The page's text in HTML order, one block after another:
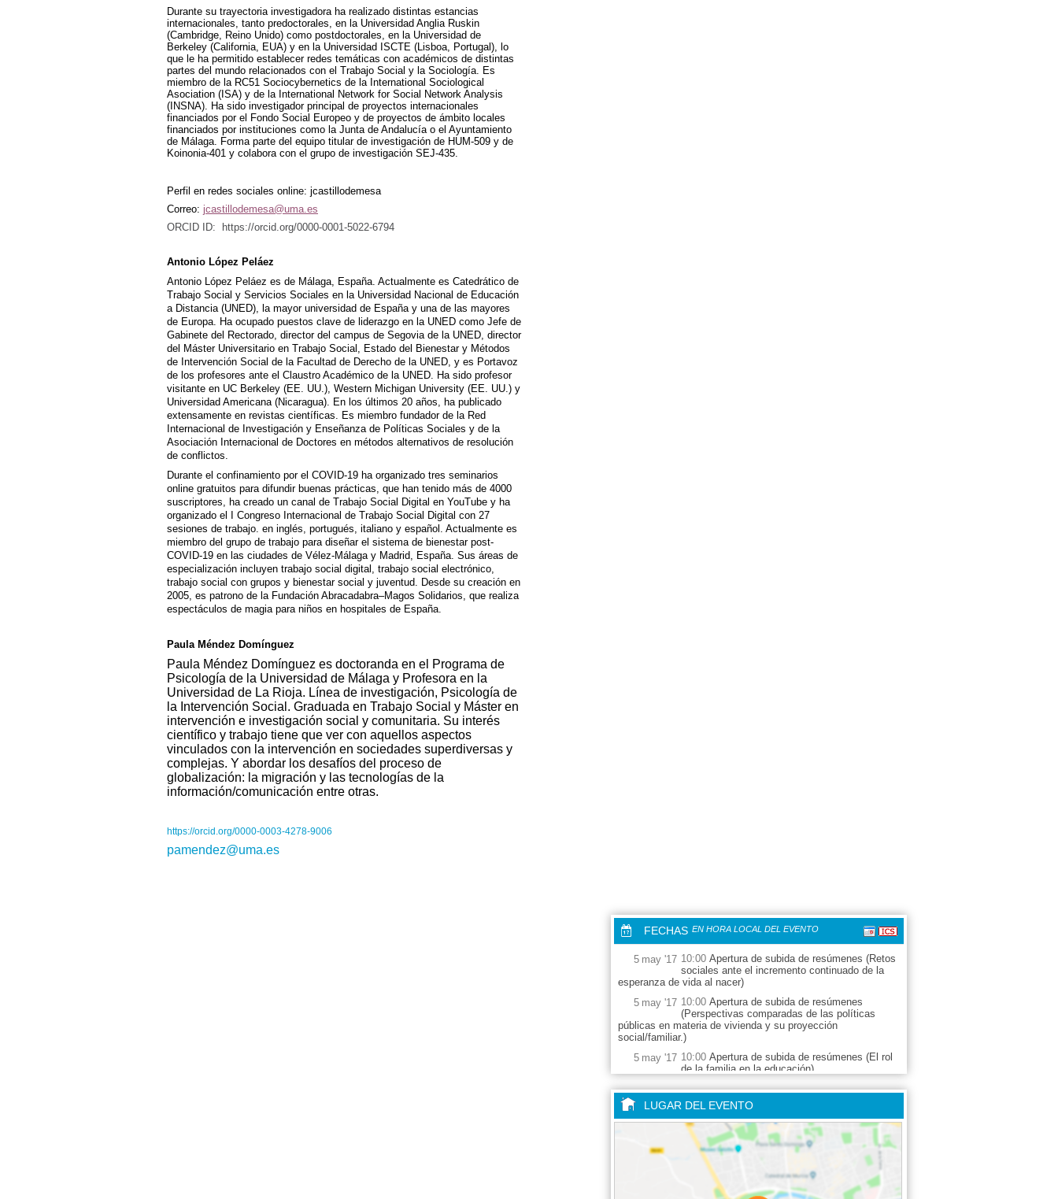
Durante su trayectoria investigadora ha realizado distintas estancias
internacionales, tanto predoctorales, en la Universidad Anglia Ruskin
(Cambridge, Reino Unido) como postdoctorales, en la Universidad de
Berkeley (California, EUA) y en la Universidad ISCTE (Lisboa, Portugal), lo
que le ha permitido establecer redes temáticas con académicos de distintas
partes del mundo relacionados con el Trabajo Social y la Sociología. Es
miembro de la RC51 Sociocybernetics de la International Sociological
Asociation (ISA) y de la International Network for Social Network Analysis
(INSNA). Ha sido investigador principal de proyectos internacionales
financiados por el Fondo Social Europeo y de proyectos de ámbito locales
financiados por instituciones como la Junta de Andalucía o el Ayuntamiento
de Málaga. Forma parte del equipo titular de investigación de HUM-509 y de
Koinonia-401 y colabora con el grupo de investigación SEJ-435.
Perfil en redes sociales online: jcastillodemesa
Correo: jcastillodemesa@uma.es
ORCID ID: https://orcid.org/0000-0001-5022-6794
Antonio López Peláez
Antonio López Peláez es de Málaga, España. Actualmente es Catedrático de
Trabajo Social y Servicios Sociales en la Universidad Nacional de Educación
a Distancia (UNED), la mayor universidad de España y una de las mayores
de Europa. Ha ocupado puestos clave de liderazgo en la UNED como Jefe de
Gabinete del Rectorado, director del campus de Segovia de la UNED, director
del Máster Universitario en Trabajo Social, Estado del Bienestar y Métodos
de Intervención Social de la Facultad de Derecho de la UNED, y es Portavoz
de los profesores ante el Claustro Académico de la UNED. Ha sido profesor
visitante en UC Berkeley (EE. UU.), Western Michigan University (EE. UU.) y
Universidad Americana (Nicaragua). En los últimos 20 años, ha publicado
extensamente en revistas científicas. Es miembro fundador de la Red
Internacional de Investigación y Enseñanza de Políticas Sociales y de la
Asociación Internacional de Doctores en métodos alternativos de resolución
de conflictos.
Durante el confinamiento por el COVID-19 ha organizado tres seminarios
online gratuitos para difundir buenas prácticas, que han tenido más de 4000
suscriptores, ha creado un canal de Trabajo Social Digital en YouTube y ha
organizado el I Congreso Internacional de Trabajo Social Digital con 27
sesiones de trabajo. en inglés, portugués, italiano y español. Actualmente es
miembro del grupo de trabajo para diseñar el sistema de bienestar post-
COVID-19 en las ciudades de Vélez-Málaga y Madrid, España. Sus áreas de
especialización incluyen trabajo social digital, trabajo social electrónico,
trabajo social con grupos y bienestar social y juventud. Desde su creación en
2005, es patrono de la Fundación Abracadabra–Magos Solidarios, que realiza
espectáculos de magia para niños en hospitales de España.
Paula Méndez Domínguez
Paula Méndez Domínguez es doctoranda en el Programa de
Psicología de la Universidad de Málaga y Profesora en la
Universidad de La Rioja. Línea de investigación, Psicología de
la Intervención Social. Graduada en Trabajo Social y Máster en
intervención e investigación social y comunitaria. Su interés
científico y trabajo tiene que ver con aquellos aspectos
vinculados con la intervención en sociedades superdiversas y
complejas. Y abordar los desafíos del proceso de
globalización: la migración y las tecnologías de la
información/comunicación entre otras.
https://orcid.org/0000-0003-4278-9006
pamendez@uma.es
FECHAS EN HORA LOCAL DEL EVENTO
5 may '17 10:00 Apertura de subida de resúmenes (Retos
sociales ante el incremento continuado de la
esperanza de vida al nacer)
5 may '17 10:00 Apertura de subida de resúmenes
(Perspectivas comparadas de las políticas
públicas en materia de vivienda y su proyección
social/familiar.)
5 may '17 10:00 Apertura de subida de resúmenes (El rol
de la familia en la educación)
5 may '17 10:00Apertura de subida de resúmenes
(Pobreza infantil)
5 may '17 10:00Apertura de subida de resúmenes
10:00 Apertura de subida de resúmenes (Declive
de fertilidad en las sociedades avanzadas)
Apertura de subida de resúmenes
(Procesos de emancipación de los jóvenes)
LUGAR DEL EVENTO